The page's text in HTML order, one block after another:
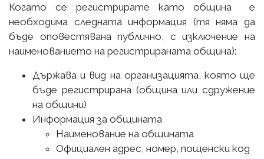
Когато се регистрирате като община е
необходима следната информация (тя няма да
бъде оповестявана публично, с изключение на
наименованието на регистрираната община):
Държава и вид на организацията, която ще
бъде регистрирана (община или сдружение
на общини)
Информация за общината
Наименование на общината
Официален адрес, номер, пощенски код